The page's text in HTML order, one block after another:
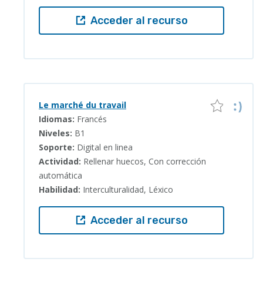
Acceder al recurso
Le marché du travail
Idiomas: Francés
Niveles: B1
Soporte: Digital en linea
Actividad: Rellenar huecos, Con corrección
automática
Habilidad: Interculturalidad, Léxico
Acceder al recurso